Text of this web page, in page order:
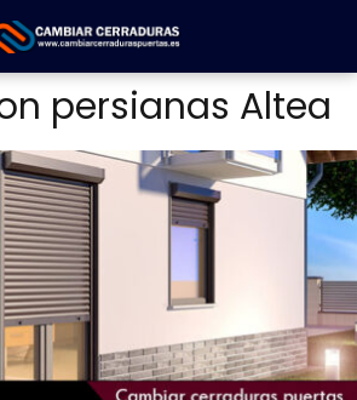
persianas Altea